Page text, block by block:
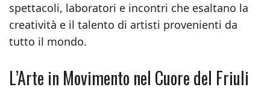
spettacoli, laboratori e incontri che esaltano la
creatività e il talento di artisti provenienti da
tutto il mondo.
L’Arte in Movimento nel Cuore del Friuli